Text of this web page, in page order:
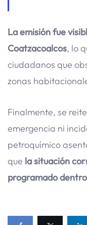
La emisión fue
Coatzacoalcos, lo
ciudadanos que
zonas
Finalmente, se
emergencia ni
petroquímico
que la situación
programado